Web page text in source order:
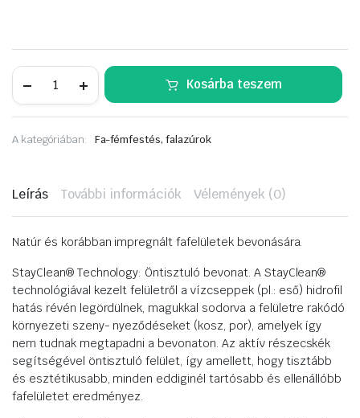
Extreme
liter
mennyiség
Kosárba teszem
A kategóriában: Fa-fémfestés, falazúrok
Leírás További információk Vélemények (0)
Natúr és korábban impregnált fafelületek bevonására.
StayClean® Technology: Öntisztuló bevonat. A StayClean®
technológiával kezelt felületről a vízcseppek (pl.: eső) hidrofil
hatás révén legördülnek, magukkal sodorva a felületre rakódó
környezeti szeny- nyeződéseket (kosz, por), amelyek így
nem tudnak megtapadni a bevonaton. Az aktív részecskék
segítségével öntisztuló felület, így amellett, hogy tisztább
és esztétikusabb, minden eddiginél tartósabb és ellenállóbb
fafelületet eredményez.